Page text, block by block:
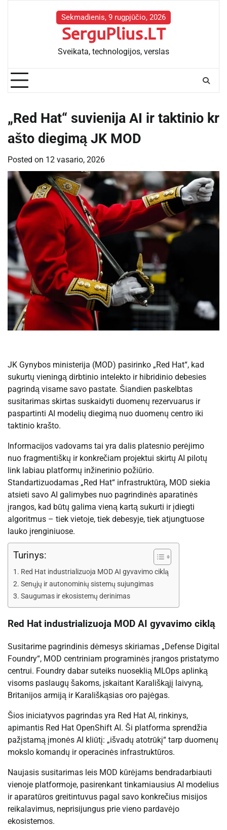
Sekmadienis, 9 rugpjūčio, 2026
SerguPlius.LT
Sveikata, technologijos, verslas
„Red Hat“ suvienija AI ir taktinio kr
ašto diegimą JK MOD
Posted on 12 vasario, 2026
JK Gynybos ministerija (MOD) pasirinko „Red Hat“, kad
sukurtų vieningą dirbtinio intelekto ir hibridinio debesies
pagrindą visame savo pastate. Šiandien paskelbtas
susitarimas skirtas suskaidyti duomenų rezervuarus ir
paspartinti AI modelių diegimą nuo duomenų centro iki
taktinio krašto.
Informacijos vadovams tai yra dalis platesnio perėjimo
nuo fragmentiškų ir konkrečiam projektui skirtų AI pilotų
link labiau platformų inžinerinio požiūrio.
Standartizuodamas „Red Hat“ infrastruktūrą, MOD siekia
atsieti savo AI galimybes nuo pagrindinės aparatinės
įrangos, kad būtų galima vieną kartą sukurti ir įdiegti
algoritmus – tiek vietoje, tiek debesyje, tiek atjungtuose
lauko įrenginiuose.
Turinys:
Red Hat industrializuoja MOD AI gyvavimo ciklą
Senųjų ir autonominių sistemų sujungimas
Saugumas ir ekosistemų derinimas
Red Hat industrializuoja MOD AI gyvavimo ciklą
Susitarime pagrindinis dėmesys skiriamas „Defense Digital
Foundry“, MOD centriniam programinės įrangos pristatymo
centrui. Foundry dabar suteiks nuoseklią MLOps aplinką
visoms paslaugų šakoms, įskaitant Karališkąjį laivyną,
Britanijos armiją ir Karališkąsias oro pajėgas.
Šios iniciatyvos pagrindas yra Red Hat AI, rinkinys,
apimantis Red Hat OpenShift AI. Ši platforma sprendžia
pažįstamą įmonės AI kliūtį: „išvadų atotrūkį“ tarp duomenų
mokslo komandų ir operacinės infrastruktūros.
Naujasis susitarimas leis MOD kūrėjams bendradarbiauti
vienoje platformoje, pasirenkant tinkamiausius AI modelius
ir aparatūros greitintuvus pagal savo konkrečius misijos
reikalavimus, neprisijungus prie vieno pardavėjo
ekosistemos.